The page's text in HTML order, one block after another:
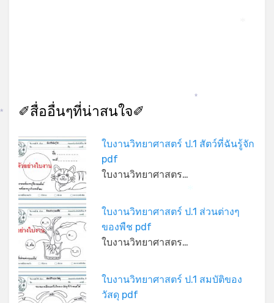
✐สื่ออื่นๆที่น่าสนใจ✐
ใบงานวิทยาศาสตร์ ป.1 สัตว์ที่ฉันรู้จัก
pdf
ใบงานวิทยาศาสตร…
ใบงานวิทยาศาสตร์ ป.1 ส่วนต่างๆ
ของพืช pdf
ใบงานวิทยาศาสตร…
ใบงานวิทยาศาสตร์ ป.1 สมบัติของ
วัสดุ pdf